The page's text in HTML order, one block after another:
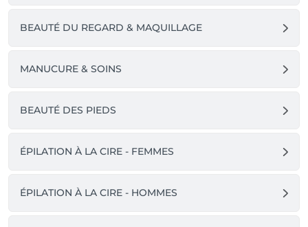
BEAUTÉ DU REGARD & MAQUILLAGE
MANUCURE & SOINS
BEAUTÉ DES PIEDS
ÉPILATION À LA CIRE - FEMMES
ÉPILATION À LA CIRE - HOMMES